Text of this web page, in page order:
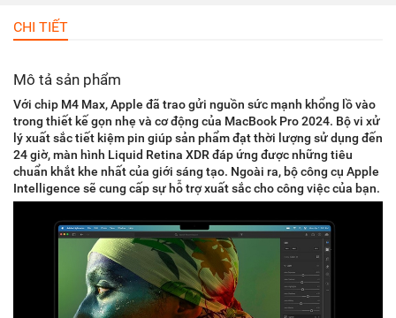
CHI TIẾT
Mô tả sản phẩm
Với chip M4 Max, Apple đã trao gửi nguồn sức mạnh khổng lồ vào
trong thiết kế gọn nhẹ và cơ động của MacBook Pro 2024. Bộ vi xử
lý xuất sắc tiết kiệm pin giúp sản phẩm đạt thời lượng sử dụng đến
24 giờ, màn hình Liquid Retina XDR đáp ứng được những tiêu
chuẩn khắt khe nhất của giới sáng tạo. Ngoài ra, bộ công cụ Apple
Intelligence sẽ cung cấp sự hỗ trợ xuất sắc cho công việc của bạn.